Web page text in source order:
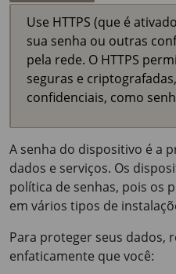
Use HTTPS (que é
sua senha ou outras
pela rede. O HTTPS
seguras e
confidenciais, como
A senha do dispositivo é a
dados e serviços. Os
política de senhas, pois os
em vários tipos de
Para proteger seus dados,
enfaticamente que você: